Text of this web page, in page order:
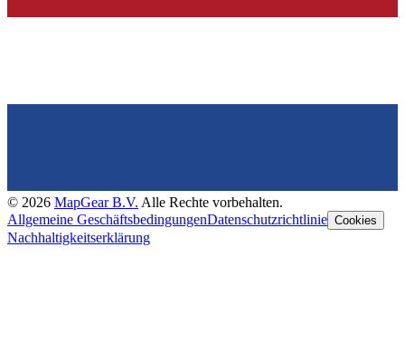
© 2026 MapGear B.V. Alle Rechte vorbehalten.
Allgemeine GeschäftsbedingungenDatenschutzrichtlinie Cookies
Nachhaltigkeitserklärung